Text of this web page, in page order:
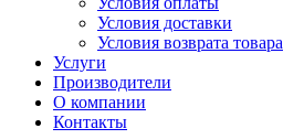
Условия доставки
Условия возврата товара
Услуги
Производители
О компании
Контакты